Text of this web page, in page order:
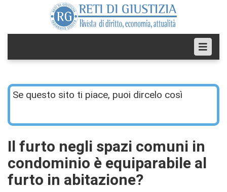
Se questo sito ti piace, puoi dircelo così
Il furto negli spazi comuni in
condominio è equiparabile al
furto in abitazione?